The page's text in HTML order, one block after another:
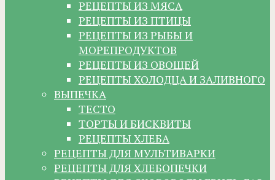
РЕЦЕПТЫ ИЗ МЯСА
РЕЦЕПТЫ ИЗ ПТИЦЫ
РЕЦЕПТЫ ИЗ РЫБЫ И
МОРЕПРОДУКТОВ
РЕЦЕПТЫ ИЗ ОВОЩЕЙ
РЕЦЕПТЫ ХОЛОДЦА И ЗАЛИВНОГО
ВЫПЕЧКА
ТЕСТО
ТОРТЫ И БИСКВИТЫ
РЕЦЕПТЫ ХЛЕБА
РЕЦЕПТЫ ДЛЯ МУЛЬТИВАРКИ
РЕЦЕПТЫ ДЛЯ ХЛЕБОПЕЧКИ